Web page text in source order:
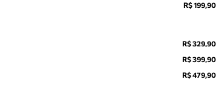
R$ 199,90
R$ 329,90
R$ 399,90
R$ 479,90